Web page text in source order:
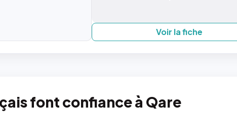
Voir la fiche
font confiance à Qare